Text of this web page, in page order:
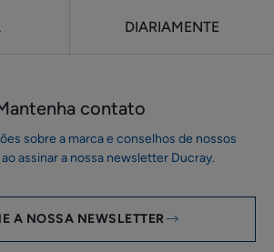
DIARIAMENTE
contato
sobre a marca e conselhos de nossos
assinar a nossa newsletter Ducray.
A NOSSA NEWSLETTER